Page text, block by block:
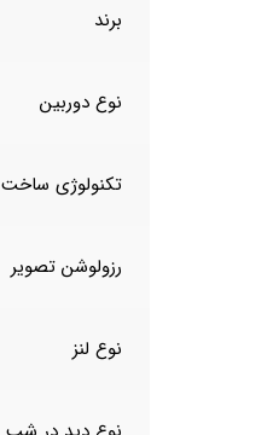
برند
نوع دوربین
تکنولوژی ساخت
رزولوشن تصویر
نوع لنز